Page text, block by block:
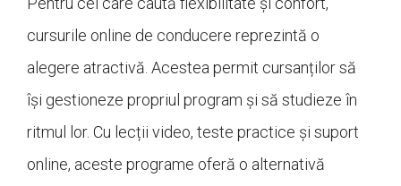
cursurile online de conducere reprezintă o
alegere atractivă. Acestea permit cursanților să
își gestioneze propriul program și să studieze în
ritmul lor. Cu lecții video, teste practice și suport
online, aceste programe oferă o alternativă